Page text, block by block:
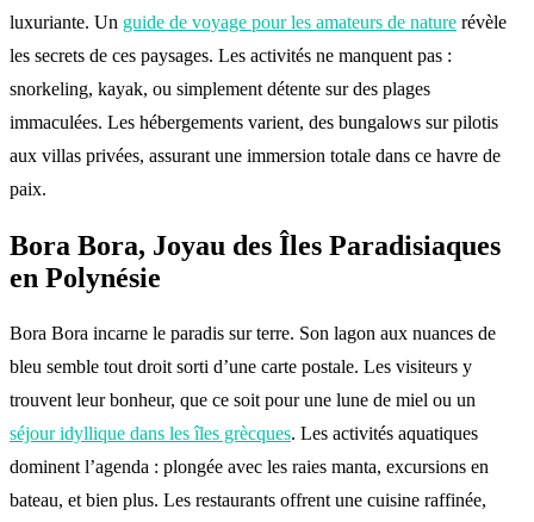
luxuriante. Un guide de voyage pour les amateurs de nature révèle
les secrets de ces paysages. Les activités ne manquent pas :
snorkeling, kayak, ou simplement détente sur des plages
immaculées. Les hébergements varient, des bungalows sur pilotis
aux villas privées, assurant une immersion totale dans ce havre de
paix.
Bora Bora, Joyau des Îles Paradisiaques
en Polynésie
Bora Bora incarne le paradis sur terre. Son lagon aux nuances de
bleu semble tout droit sorti d’une carte postale. Les visiteurs y
trouvent leur bonheur, que ce soit pour une lune de miel ou un
séjour idyllique dans les îles grècques. Les activités aquatiques
dominent l’agenda : plongée avec les raies manta, excursions en
bateau, et bien plus. Les restaurants offrent une cuisine raffinée,